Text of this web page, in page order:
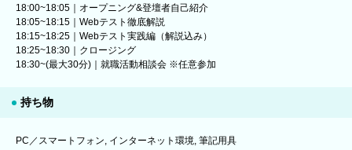
18:00~18:05｜オープニング&登壇者自己紹介
18:05~18:15｜Webテスト徹底解説
18:15~18:25｜Webテスト実践編（解説込み）
18:25~18:30｜クロージング
18:30~(最大30分)｜就職活動相談会 ※任意参加
持ち物
PC／スマートフォン, インターネット環境, 筆記用具